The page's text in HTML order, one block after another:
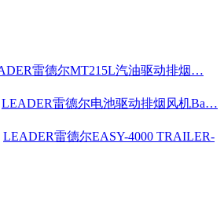
雷德尔MT215L汽油驱动排烟…
LEADER雷德尔电池驱动排烟风机Ba…
LEADER雷德尔EASY-4000 TRAILER-